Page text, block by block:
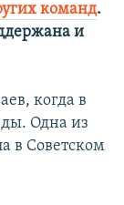
команд.
и
когда в
Одна из
в Советском